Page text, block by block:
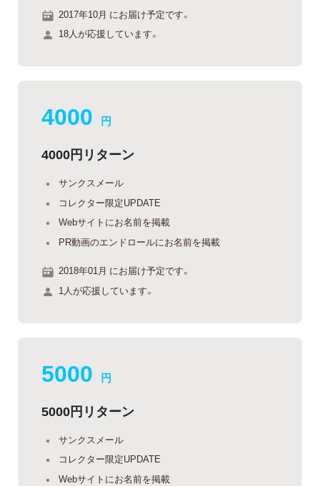
2017年10月 にお届け予定です。
18人が応援しています。
4000 円
4000円リターン
サンクスメール
コレクター限定UPDATE
Webサイトにお名前を掲載
PR動画のエンドロールにお名前を掲載
2018年01月 にお届け予定です。
1人が応援しています。
5000 円
5000円リターン
サンクスメール
コレクター限定UPDATE
Webサイトにお名前を掲載